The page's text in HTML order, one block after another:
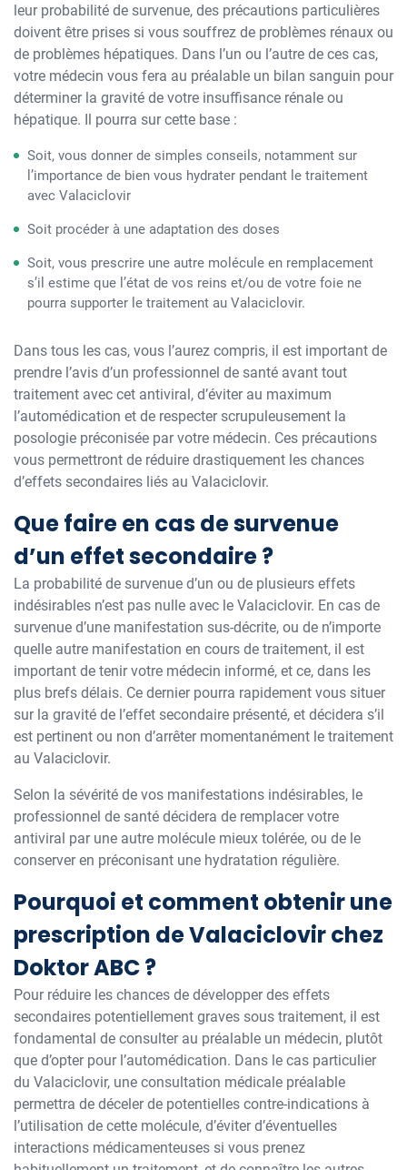
leur probabilité de survenue, des précautions particulières
doivent être prises si vous souffrez de problèmes rénaux ou
de problèmes hépatiques. Dans l’un ou l’autre de ces cas,
votre médecin vous fera au préalable un bilan sanguin pour
déterminer la gravité de votre insuffisance rénale ou
hépatique. Il pourra sur cette base :
Soit, vous donner de simples conseils, notamment sur
l’importance de bien vous hydrater pendant le traitement
avec Valaciclovir
Soit procéder à une adaptation des doses
Soit, vous prescrire une autre molécule en remplacement
s’il estime que l’état de vos reins et/ou de votre foie ne
pourra supporter le traitement au Valaciclovir.
Dans tous les cas, vous l’aurez compris, il est important de
prendre l’avis d’un professionnel de santé avant tout
traitement avec cet antiviral, d’éviter au maximum
l’automédication et de respecter scrupuleusement la
posologie préconisée par votre médecin. Ces précautions
vous permettront de réduire drastiquement les chances
d’effets secondaires liés au Valaciclovir.
Que faire en cas de survenue
d’un effet secondaire ?
La probabilité de survenue d’un ou de plusieurs effets
indésirables n’est pas nulle avec le Valaciclovir. En cas de
survenue d’une manifestation sus-décrite, ou de n’importe
quelle autre manifestation en cours de traitement, il est
important de tenir votre médecin informé, et ce, dans les
plus brefs délais. Ce dernier pourra rapidement vous situer
sur la gravité de l’effet secondaire présenté, et décidera s’il
est pertinent ou non d’arrêter momentanément le traitement
au Valaciclovir.
Selon la sévérité de vos manifestations indésirables, le
professionnel de santé décidera de remplacer votre
antiviral par une autre molécule mieux tolérée, ou de le
conserver en préconisant une hydratation régulière.
Pourquoi et comment obtenir une
prescription de Valaciclovir chez
Doktor ABC ?
Pour réduire les chances de développer des effets
secondaires potentiellement graves sous traitement, il est
fondamental de consulter au préalable un médecin, plutôt
que d’opter pour l’automédication. Dans le cas particulier
du Valaciclovir, une consultation médicale préalable
permettra de déceler de potentielles contre-indications à
l’utilisation de cette molécule, d’éviter d’éventuelles
interactions médicamenteuses si vous prenez